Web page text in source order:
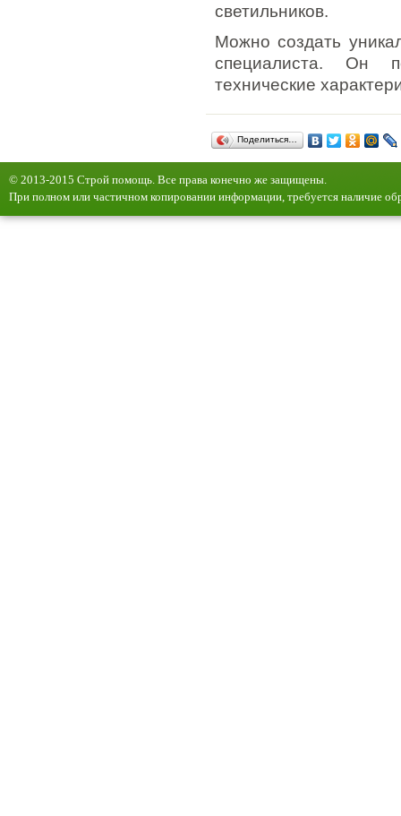
светильников.
Можно создать
специалиста. Он
технические
Поделиться…
© 2013-2015 Строй помощь. Все права конечно же защищены.
При полном или частичном копировании информации, требуется наличие